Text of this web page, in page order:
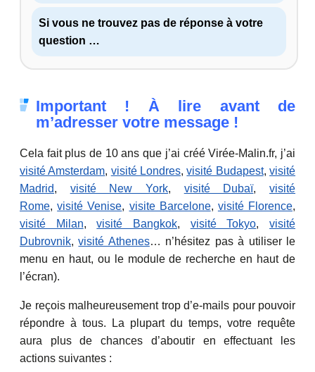
Si vous ne trouvez pas de réponse à votre
question …
Important ! À lire avant de
m’adresser votre message !
Cela fait plus de 10 ans que j’ai créé Virée-Malin.fr, j’ai
visité Amsterdam, visité Londres,visité Budapest,visité
Madrid, visité New York, visité Dubaï,visité
Rome,visité Venise, visite Barcelone, visité Florence,
visité Milan,visité Bangkok, visité Tokyo,visité
Dubrovnik,visité Athenes… n’hésitez pas à utiliser le
menu en haut, ou le module de recherche en haut de
l’écran).
Je reçois malheureusement trop d’e-mails pour pouvoir
répondre à tous. La plupart du temps, votre requête
aura plus de chances d’aboutir en effectuant les
actions suivantes :